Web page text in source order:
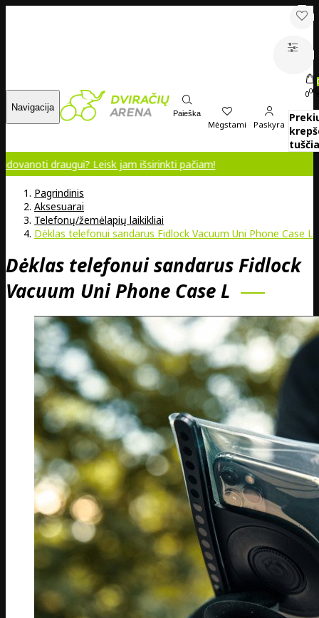
Navigacija
Paieška
Mėgstami Paskyra
000
Leisk jam išsirinkti pačiam!
Pagrindinis
Aksesuarai
Telefonų/žemėlapių laikikliai
Dėklas telefonui sandarus Fidlock Vacuum Uni Phone Case L
Dėklas telefonui sandarus Fidlock
Vacuum Uni Phone Case L